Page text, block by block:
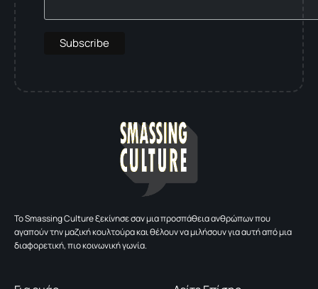
To Smassing Culture ξεκίνησε σαν μια προσπάθεια ανθρώπων που
αγαπούν την μαζική κουλτούρα και θέλουν να μιλήσουν για αυτή από μια
διαφορετική, πιο κοινωνική γωνία.